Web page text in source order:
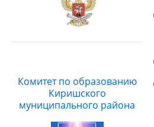
Комитет по образованию
Киришского
муниципального района